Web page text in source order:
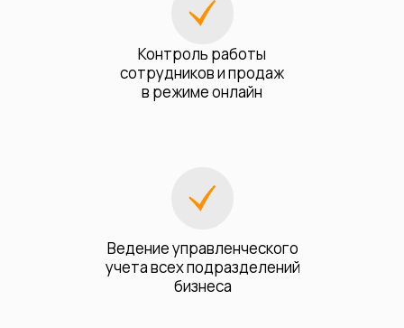
Ведение управленческого
учета всех подразделений
бизнеса
Контроль работы
сотрудников и продаж
в режиме онлайн